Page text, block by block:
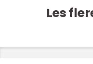
Les